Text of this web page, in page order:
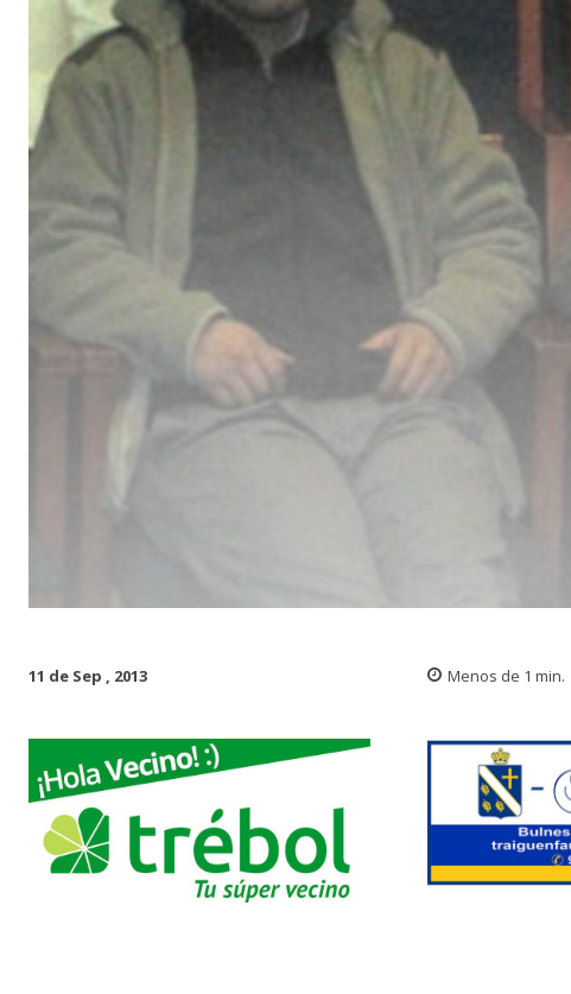
11 de Sep , 2013 Menos de 1 min.